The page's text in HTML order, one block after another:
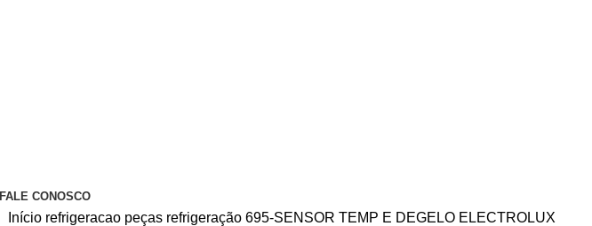
FALE CONOSCO
Início refrigeracao peças refrigeração 695-SENSOR TEMP E DEGELO ELECTROLUX